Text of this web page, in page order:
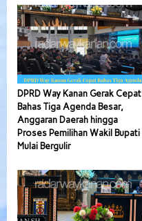
DPRD Way Kanan Gerak Cepat
Bahas Tiga Agenda Besar,
Anggaran Daerah hingga
Proses Pemilihan Wakil Bupati
Mulai Bergulir